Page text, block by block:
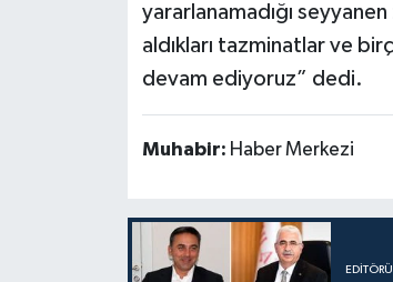
yararlanamadığı
aldıkları tazminatlar ve
devam ediyoruz” dedi.
Muhabir: Haber Merkezi